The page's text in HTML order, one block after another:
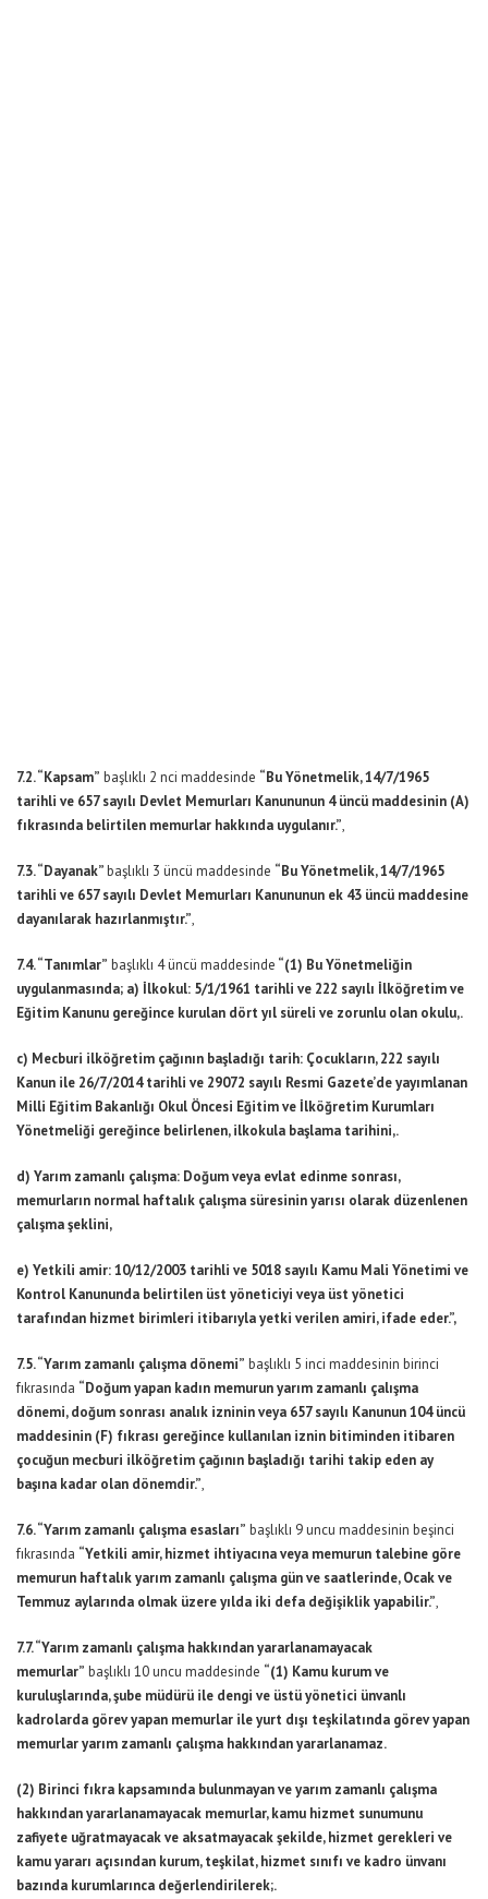
7.2. “Kapsam” başlıklı 2 nci maddesinde “Bu Yönetmelik, 14/7/1965
tarihli ve 657 sayılı Devlet Memurları Kanununun 4 üncü maddesinin (A)
fıkrasında belirtilen memurlar hakkında uygulanır.”,
7.3. “Dayanak”başlıklı 3 üncü maddesinde “Bu Yönetmelik, 14/7/1965
tarihli ve 657 sayılı Devlet Memurları Kanununun ek 43 üncü maddesine
dayanılarak hazırlanmıştır.”,
7.4. “Tanımlar” başlıklı 4 üncü maddesinde “(1) Bu Yönetmeliğin
uygulanmasında; a) İlkokul: 5/1/1961 tarihli ve 222 sayılı İlköğretim ve
Eğitim Kanunu gereğince kurulan dört yıl süreli ve zorunlu olan okulu,.
c) Mecburi ilköğretim çağının başladığı tarih: Çocukların, 222 sayılı
Kanun ile 26/7/2014 tarihli ve 29072 sayılı Resmi Gazete’de yayımlanan
Milli Eğitim Bakanlığı Okul Öncesi Eğitim ve İlköğretim Kurumları
Yönetmeliği gereğince belirlenen, ilkokula başlama tarihini,.
d) Yarım zamanlı çalışma: Doğum veya evlat edinme sonrası,
memurların normal haftalık çalışma süresinin yarısı olarak düzenlenen
çalışma şeklini,
e) Yetkili amir: 10/12/2003 tarihli ve 5018 sayılı Kamu Mali Yönetimi ve
Kontrol Kanununda belirtilen üst yöneticiyi veya üst yönetici
tarafından hizmet birimleri itibarıyla yetki verilen amiri, ifade eder.”,
7.5. “Yarım zamanlı çalışma dönemi” başlıklı 5 inci maddesinin birinci
fıkrasında “Doğum yapan kadın memurun yarım zamanlı çalışma
dönemi, doğum sonrası analık izninin veya 657 sayılı Kanunun 104 üncü
maddesinin (F) fıkrası gereğince kullanılan iznin bitiminden itibaren
çocuğun mecburi ilköğretim çağının başladığı tarihi takip eden ay
başına kadar olan dönemdir.”,
7.6. “Yarım zamanlı çalışma esasları” başlıklı 9 uncu maddesinin beşinci
fıkrasında “Yetkili amir, hizmet ihtiyacına veya memurun talebine göre
memurun haftalık yarım zamanlı çalışma gün ve saatlerinde, Ocak ve
Temmuz aylarında olmak üzere yılda iki defa değişiklik yapabilir.”,
7.7. “Yarım zamanlı çalışma hakkından yararlanamayacak
memurlar” başlıklı 10 uncu maddesinde “(1) Kamu kurum ve
kuruluşlarında, şube müdürü ile dengi ve üstü yönetici ünvanlı
kadrolarda görev yapan memurlar ile yurt dışı teşkilatında görev yapan
memurlar yarım zamanlı çalışma hakkından yararlanamaz.
(2) Birinci fıkra kapsamında bulunmayan ve yarım zamanlı çalışma
hakkından yararlanamayacak memurlar, kamu hizmet sunumunu
zafiyete uğratmayacak ve aksatmayacak şekilde, hizmet gerekleri ve
kamu yararı açısından kurum, teşkilat, hizmet sınıfı ve kadro ünvanı
bazında kurumlarınca değerlendirilerek;.